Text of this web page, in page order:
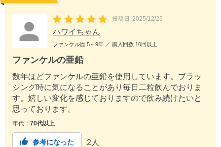
投稿日 2025/12/26
ハワイちゃん
ファンケル歴 5～9年 ／ 購入回数 10回以上
ファンケルの亜鉛
数年ほどファンケルの亜鉛を使用しています。ブラッ
シング時に気になることがあり毎日二粒飲んでおりま
す。嬉しい変化を感じておりますので飲み続けたいと
思っております。
年代： 70代以上
参考になった 2 人